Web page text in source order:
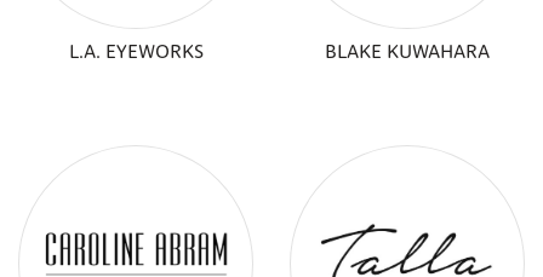
L.A. EYEWORKS BLAKE KUWAHARA